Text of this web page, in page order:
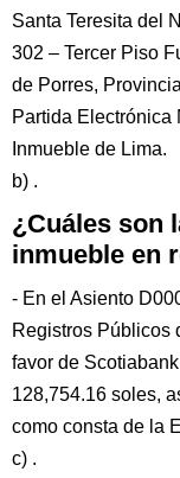
Santa Teresita del
302 – Tercer Piso
de Porres,
Partida Electrónica
Inmueble de Lima.
b) .
¿Cuáles son
inmueble en
- En el Asiento
Registros Públicos
favor de
128,754.16 soles,
como consta de la
c) .